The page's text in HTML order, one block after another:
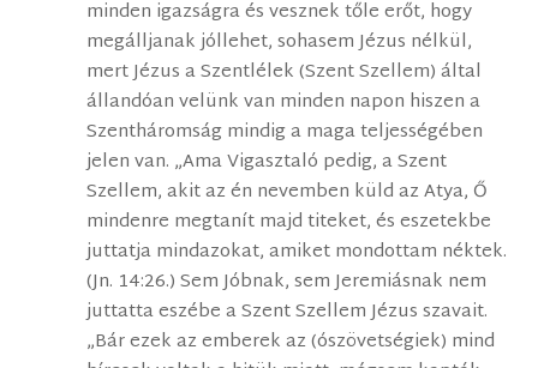
minden igazságra és vesznek tőle erőt, hogy
megálljanak jóllehet, sohasem Jézus nélkül,
mert Jézus a Szentlélek (Szent Szellem) által
állandóan velünk van minden napon hiszen a
Szentháromság mindig a maga teljességében
jelen van. „Ama Vigasztaló pedig, a Szent
Szellem, akit az én nevemben küld az Atya, Ő
mindenre megtanít majd titeket, és eszetekbe
juttatja mindazokat, amiket mondottam néktek.
(Jn. 14:26.) Sem Jóbnak, sem Jeremiásnak nem
juttatta eszébe a Szent Szellem Jézus szavait.
„Bár ezek az emberek az (ószövetségiek) mind